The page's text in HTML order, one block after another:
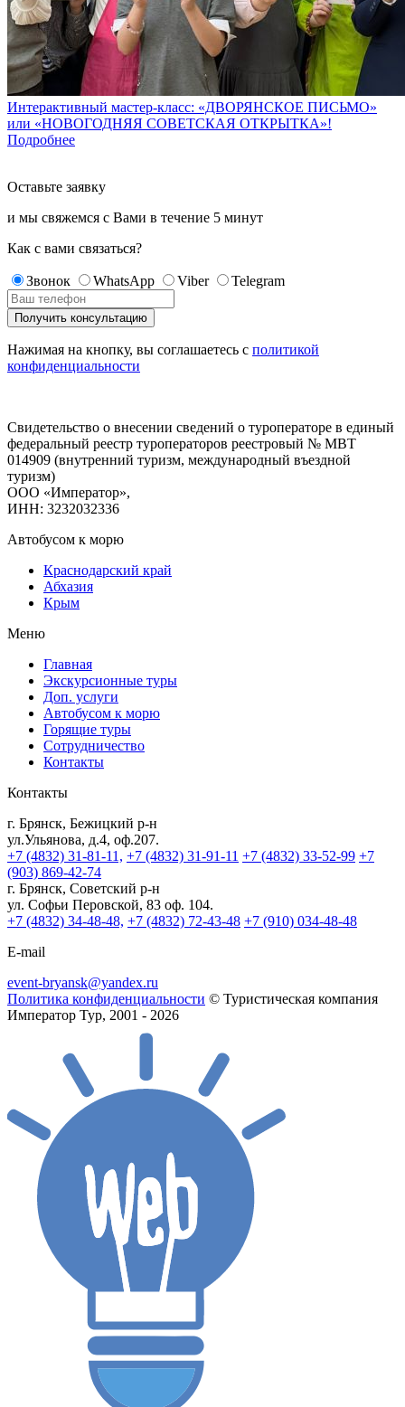
Интерактивный мастер-класс: «ДВОРЯНСКОЕ ПИСЬМО»
или «НОВОГОДНЯЯ СОВЕТСКАЯ ОТКРЫТКА»!
Подробнее
Оставьте заявку
и мы свяжемся с Вами в течение 5 минут
Как с вами связаться?
Звонок WhatsApp Viber Telegram
Нажимая на кнопку, вы соглашаетесь с политикой
конфиденциальности
Свидетельство о внесении сведений о туроператоре в единый
федеральный реестр туроператоров реестровый № МВТ
014909 (внутренний туризм, международный въездной
туризм)
ООО «Император»,
ИНН: 3232032336
Автобусом к морю
Краснодарский край
Абхазия
Крым
Меню
Главная
Экскурсионные туры
Доп. услуги
Автобусом к морю
Горящие туры
Сотрудничество
Контакты
Контакты
г. Брянск, Бежицкий р-н
ул.Ульянова, д.4, оф.207.
+7 (4832) 31-81-11, +7 (4832) 31-91-11 +7 (4832) 33-52-99 +7
(903) 869-42-74
г. Брянск, Советский р-н
ул. Софьи Перовской, 83 оф. 104.
+7 (4832) 34-48-48, +7 (4832) 72-43-48 +7 (910) 034-48-48
E-mail
event-bryansk@yandex.ru
Политика конфиденциальности © Туристическая компания
Император Тур, 2001 - 2026